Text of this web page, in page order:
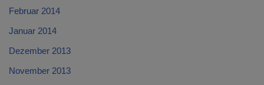
Februar 2014
Januar 2014
Dezember 2013
November 2013